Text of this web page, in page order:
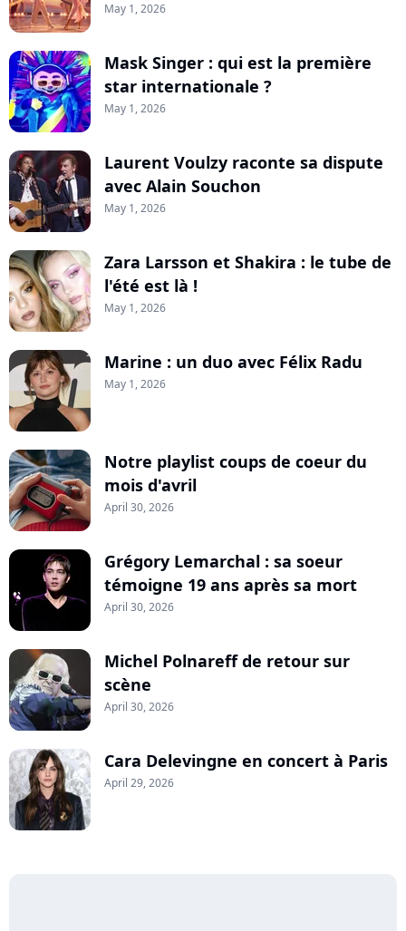
May 1, 2026
Mask Singer : qui est la première
star internationale ?
May 1, 2026
Laurent Voulzy raconte sa dispute
avec Alain Souchon
May 1, 2026
Zara Larsson et Shakira : le tube de
l'été est là !
May 1, 2026
Marine : un duo avec Félix Radu
May 1, 2026
Notre playlist coups de coeur du
mois d'avril
April 30, 2026
Grégory Lemarchal : sa soeur
témoigne 19 ans après sa mort
April 30, 2026
Michel Polnareff de retour sur
scène
April 30, 2026
Cara Delevingne en concert à Paris
April 29, 2026